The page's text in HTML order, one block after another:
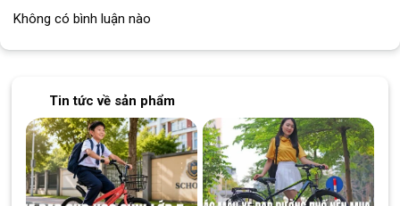
Không có bình luận nào
Tin tức về sản phẩm